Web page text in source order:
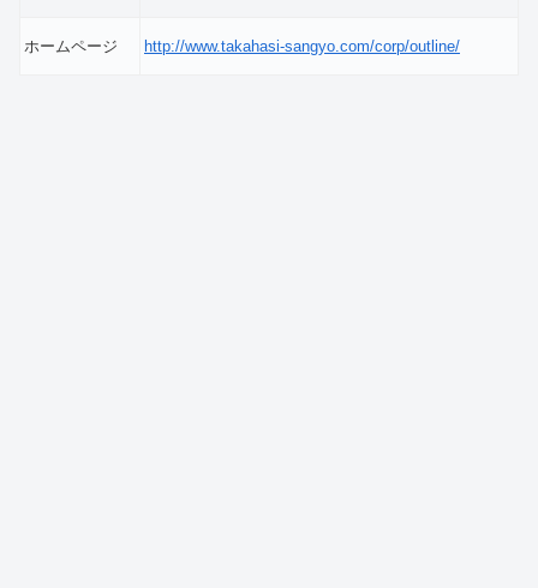
ホームページ http://www.takahasi-sangyo.com/corp/outline/